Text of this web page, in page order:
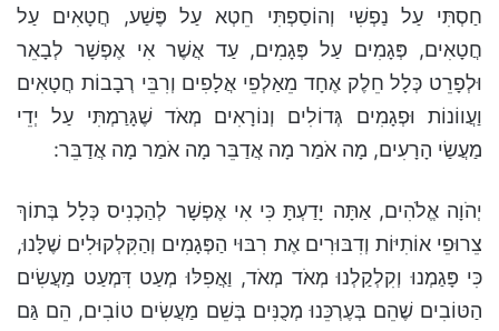
חַסְתִּי עַל נַפְשִׁי וְהוֹסַפְתִּי חֵטְא עַל פֶּשַׁע, חֲטָאִים עַל
חֲטָאִים, פְּגָמִים עַל פְּגָמִים, עַד אֲשֶׁר אִי אֶפְשָׁר לְבָאֵר
וּלְפָרֵט כְּלָל חֵלֶק אֶחָד מֵאַלְפֵי אֲלָפִים וְרִבֵּי רְבָבוֹת חֲטָאִים
וַעֲווֹנוֹת וּפְגָמִים גְּדוֹלִים וְנוֹרָאִים מְאֹד שֶׁגָּרַמְתִּי עַל יְדֵי
מַעֲשַׂי הָרָעִים, מָה אֹמַר מָה אֲדַבֵּר מָה אֹמַר מָה אֲדַבֵּר:
יְהֹוָה אֱלֹהִים, אַתָּה יָדַעְתָּ כִּי אִי אֶפְשָׁר לְהַכְנִיס כְּלָל בְּתוֹךְ
צֵרוּפֵי אוֹתִיּוֹת וְדִבּוּרִים אֶת רִבּוּי הַפְּגָמִים וְהַקִּלְקוּלִים שֶׁלָּנוּ,
כִּי פָּגַמְנוּ וְקִלְקַלְנוּ מְאֹד מְאֹד, וַאֲפִלּוּ מְעַט דִּמְעַט מַעֲשִׂים
הַטּוֹבִים שֶׁהֵם בְּעֶרְכֵּנוּ מְכֻנִּים בְּשֵׁם מַעֲשִׂים טוֹבִים, הֵם גַּם